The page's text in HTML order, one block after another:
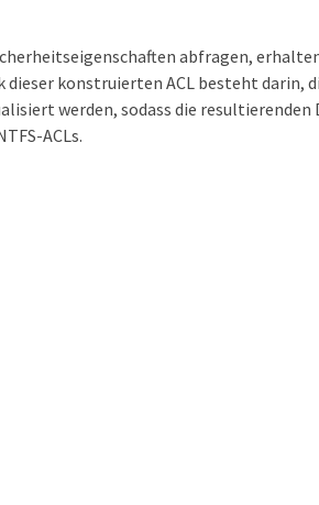
abfragen,
konstruierten ACL besteht darin,
werden, sodass die
ACLs.